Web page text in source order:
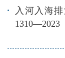
入河入海
1310—2023